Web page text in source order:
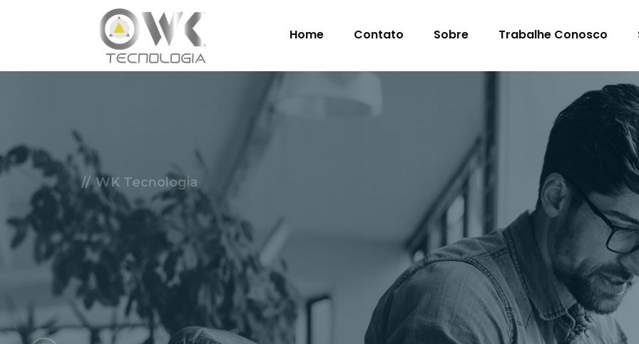
Home Contato Sobre Trabalhe Conosco
WK Tecnologia
Soluções Para
Nuvem.